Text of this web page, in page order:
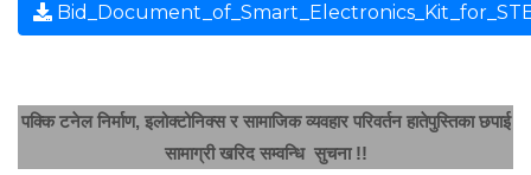
पक्कि टनेल निर्माण, इलोक्टोनिक्स रसामाजिक व्यवहार परिवर्तन हातेपुस्तिका छपाई
सामाग्री खरिद सम्वन्धि सुचना !!